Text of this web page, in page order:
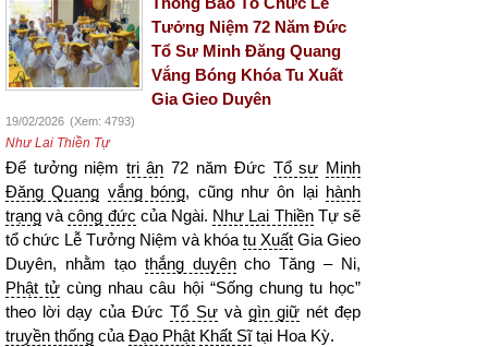
Tưởng Niệm 72 Năm Đức
Tổ Sư Minh Đăng Quang
Vắng Bóng Khóa Tu Xuất
Gia Gieo Duyên
19/02/2026 (Xem: 4793)
Như Lai Thiền Tự
Để tưởng niệm tri ân 72 năm Đức Tổ sư Minh
Đăng Quang vắng bóng, cũng như ôn lại hành
trạng vàcông đức của Ngài. Như Lai ThiềnTự sẽ
tổ chức Lễ Tưởng Niệm và khóa tu Xuất Gia Gieo
Duyên, nhằm tạo thắng duyêncho Tăng – Ni,
Phật tử cùng nhau câu hội “Sống chung tu học”
theo lời dạy của ĐứcTổ Sưvà gìn giữnét đẹp
truyền thống của Đạo Phật Khất Sĩtại Hoa Kỳ.